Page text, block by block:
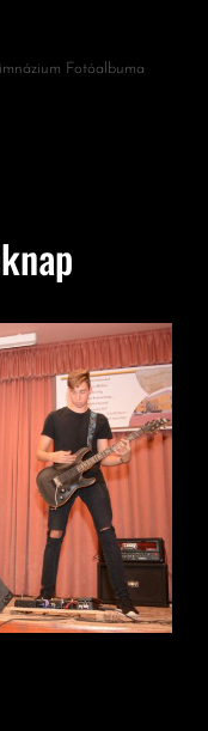
Fotóalbuma